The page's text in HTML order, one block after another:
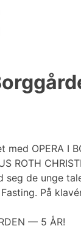
OPERA I
ROTH
seg de unge
På
— 5 ÅR!